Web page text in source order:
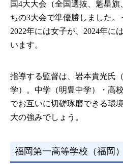
国4大大会（全国選抜、魁星
ちの3大会で準優勝しました
2022年には女子が、2024年に
います。
指導する監督は、岩本貴光氏
学）。中学（明豊中学）・高
でお互いに切磋琢磨できる環
大の強みでしょう。
福岡第一高等学校（福岡）